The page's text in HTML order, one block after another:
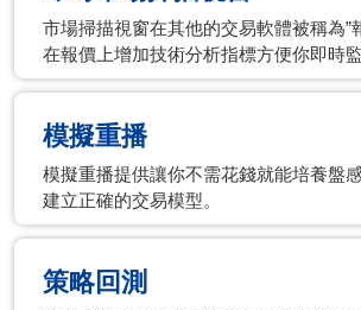
市場掃描視窗在其他的交易軟體被稱為
在報價上增加技術分析指標方便你即時
模擬重播
模擬重播提供讓你不需花錢就能培養盤
建立正確的交易模型。
策略回測